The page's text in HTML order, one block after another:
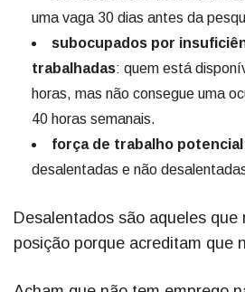
uma vaga 30 dias antes da
subocupados por
trabalhadas: quem está
horas, mas não consegue uma
40 horas semanais.
força de trabalho
desalentadas e não
Desalentados são aqueles que
posição porque acreditam que